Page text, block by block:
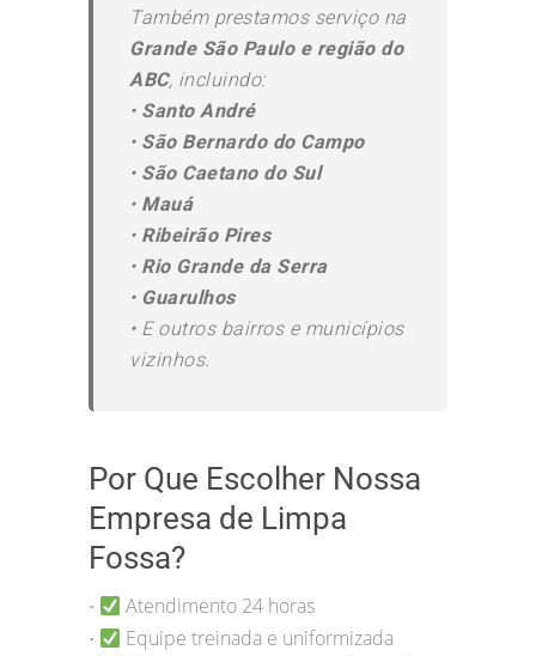
Também prestamos serviço na
Grande São Paulo e região do
ABC, incluindo:
• Santo André
• São Bernardo do Campo
• São Caetano do Sul
• Mauá
• Ribeirão Pires
• Rio Grande da Serra
• Guarulhos
• E outros bairros e municípios
vizinhos.
Por Que Escolher Nossa
Empresa de Limpa
Fossa?
• Atendimento 24 horas
• Equipe treinada e uniformizada